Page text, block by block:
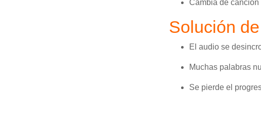
Cambia de
Solución
El audio se
Muchas palabras
Se pierde el